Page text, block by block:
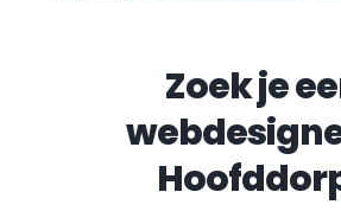
Zoek je